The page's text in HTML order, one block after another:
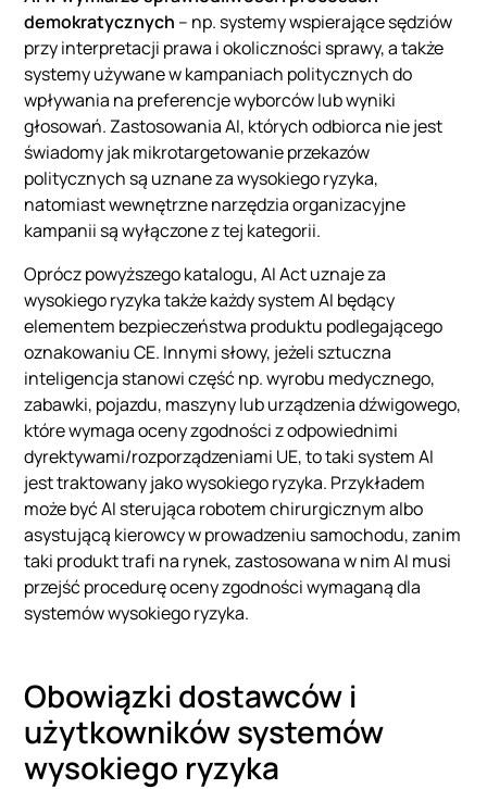
demokratycznych – np. systemy wspierające sędziów
przy interpretacji prawa i okoliczności sprawy, a także
systemy używane w kampaniach politycznych do
wpływania na preferencje wyborców lub wyniki
głosowań. Zastosowania AI, których odbiorca nie jest
świadomy jak mikrotargetowanie przekazów
politycznych są uznane za wysokiego ryzyka,
natomiast wewnętrzne narzędzia organizacyjne
kampanii są wyłączone z tej kategorii.
Oprócz powyższego katalogu, AI Act uznaje za
wysokiego ryzyka także każdy system AI będący
elementem bezpieczeństwa produktu podlegającego
oznakowaniu CE. Innymi słowy, jeżeli sztuczna
inteligencja stanowi część np. wyrobu medycznego,
zabawki, pojazdu, maszyny lub urządzenia dźwigowego,
które wymaga oceny zgodności z odpowiednimi
dyrektywami/rozporządzeniami UE, to taki system AI
jest traktowany jako wysokiego ryzyka. Przykładem
może być AI sterująca robotem chirurgicznym albo
asystującą kierowcy w prowadzeniu samochodu, zanim
taki produkt trafi na rynek, zastosowana w nim AI musi
przejść procedurę oceny zgodności wymaganą dla
systemów wysokiego ryzyka.
Obowiązki dostawców i
użytkowników systemów
wysokiego ryzyka